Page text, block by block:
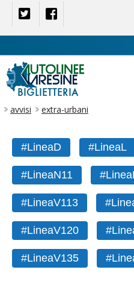
BIGLIETTERIA
avvisi extra-urbani
#LineaD #LineaL
#LineaN11
#LineaV113
#LineaV120
#LineaV135